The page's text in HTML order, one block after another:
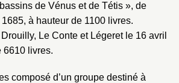
de Vénus et de Tétis », de
à hauteur de 1100 livres.
Le Conte et Légeret le 16 avril
6610 livres.
composé d’un groupe destiné à
ajouter
mot de passe ?Cliquez ici